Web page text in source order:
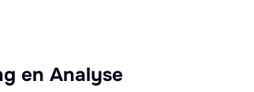
en Analyse